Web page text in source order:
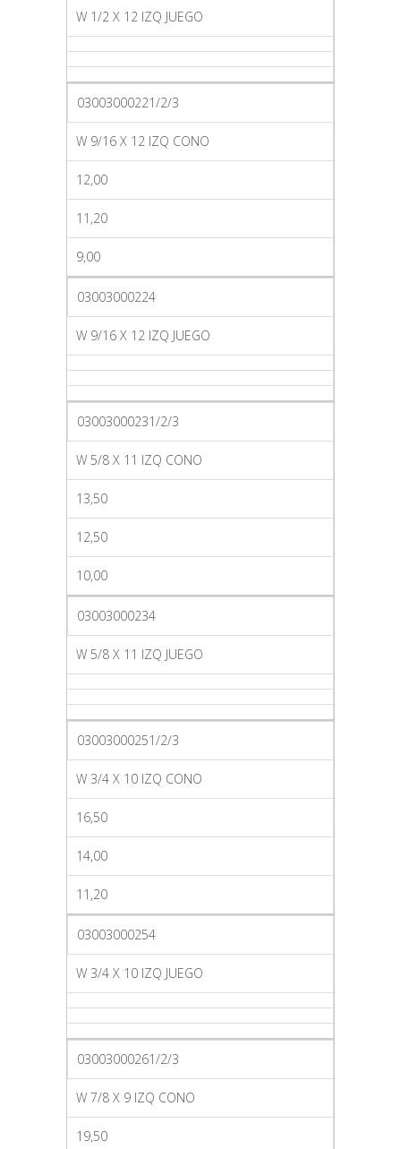
W 1/2 X 12 IZQ JUEGO
03003000221/2/3
W 9/16 X 12 IZQ CONO
12,00
11,20
9,00
03003000224
W 9/16 X 12 IZQ JUEGO
03003000231/2/3
W 5/8 X 11 IZQ CONO
13,50
12,50
10,00
03003000234
W 5/8 X 11 IZQ JUEGO
03003000251/2/3
W 3/4 X 10 IZQ CONO
16,50
14,00
11,20
03003000254
W 3/4 X 10 IZQ JUEGO
03003000261/2/3
W 7/8 X 9 IZQ CONO
19,50